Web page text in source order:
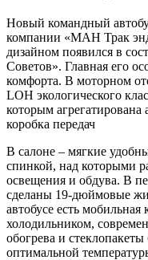
Новый командный
компании «МАН Трак
дизайном появился в
Советов». Главная его
комфорта. В моторном
LOH экологического
которым агрегатирована
коробка передач
В салоне – мягкие
спинкой, над которыми
освещения и обдува. В
сделаны 19-дюймовые
автобусе есть
холодильником,
обогрева и
оптимальной